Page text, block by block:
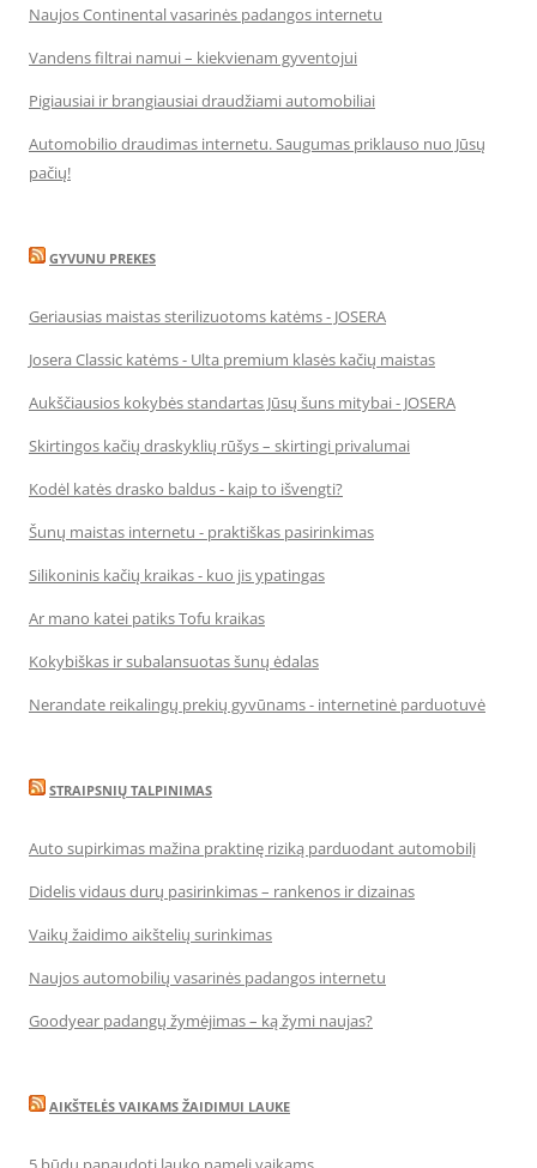
Naujos Continental vasarinės padangos internetu
Vandens filtrai namui – kiekvienam gyventojui
Pigiausiai ir brangiausiai draudžiami automobiliai
Automobilio draudimas internetu. Saugumas priklauso nuo Jūsų
pačių!
GYVUNU PREKES
Geriausias maistas sterilizuotoms katėms - JOSERA
Josera Classic katėms - Ulta premium klasės kačių maistas
Aukščiausios kokybės standartas Jūsų šuns mitybai - JOSERA
Skirtingos kačių draskyklių rūšys – skirtingi privalumai
Kodėl katės drasko baldus - kaip to išvengti?
Šunų maistas internetu - praktiškas pasirinkimas
Silikoninis kačių kraikas - kuo jis ypatingas
Ar mano katei patiks Tofu kraikas
Kokybiškas ir subalansuotas šunų ėdalas
Nerandate reikalingų prekių gyvūnams - internetinė parduotuvė
STRAIPSNIŲ TALPINIMAS
Auto supirkimas mažina praktinę riziką parduodant automobilį
Didelis vidaus durų pasirinkimas – rankenos ir dizainas
Vaikų žaidimo aikštelių surinkimas
Naujos automobilių vasarinės padangos internetu
Goodyear padangų žymėjimas – ką žymi naujas?
AIKŠTELĖS VAIKAMS ŽAIDIMUI LAUKE